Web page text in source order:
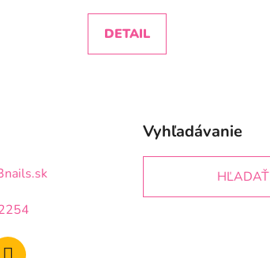
DETAIL
Vyhľadávanie
HĽADAŤ